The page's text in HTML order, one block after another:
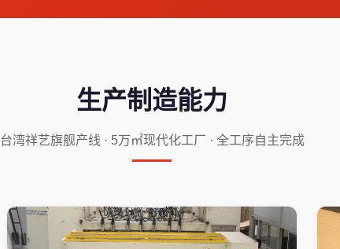
生产制造能力
台湾祥艺旗舰产线 · 5万㎡现代化工厂 · 全工序自主完成